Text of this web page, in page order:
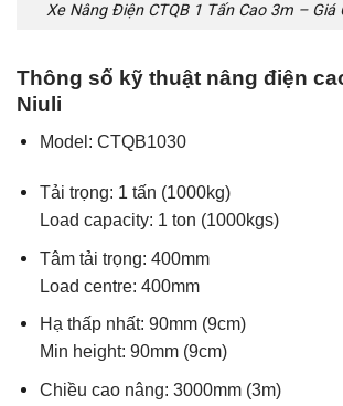
Xe Nâng Điện CTQB 1 Tấn Cao 3m – Giá
Thông số kỹ thuật nâng điện
Niuli
Model: CTQB1030
Tải trọng: 1 tấn (1000kg)
Load capacity: 1 ton (1000kgs)
Tâm tải trọng: 400mm
Load centre: 400mm
Hạ thấp nhất: 90mm (9cm)
Min height: 90mm (9cm)
Chiều cao nâng: 3000mm (3m)